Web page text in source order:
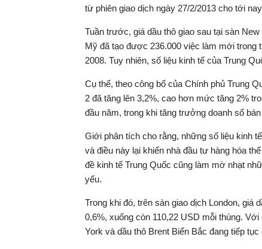
từ phiên giao dịch ngày 27/2/2013 cho tới
Tuần trước, giá dầu thô giao sau tại sàn
Mỹ đã tạo được 236.000 việc làm mới trong
2008. Tuy nhiên, số liệu kinh tế của Trung
Cụ thể, theo công bố của Chính phủ Trung
2 đã tăng lên 3,2%, cao hơn mức tăng 2%
đầu năm, trong khi tăng trưởng doanh số
Giới phân tích cho rằng, những số liệu kinh
và điều này lại khiến nhà đầu tư hàng hóa
đề kinh tế Trung Quốc cũng làm mờ nhạt
yếu.
Trong khi đó, trên sàn giao dịch London,
0,6%, xuống còn 110,22 USD mỗi thùng.
York và dầu thô Brent Biển Bắc đang tiếp